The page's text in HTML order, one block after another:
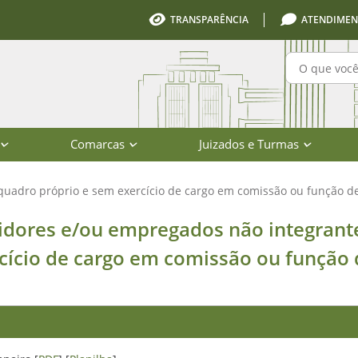
TRANSPARÊNCIA
Comarcas Juizados e Turmas
próprio e sem exercício de cargo em comissão ou função
do quadro próprio e
e/ou empregados não
de cargo em comissão ou função